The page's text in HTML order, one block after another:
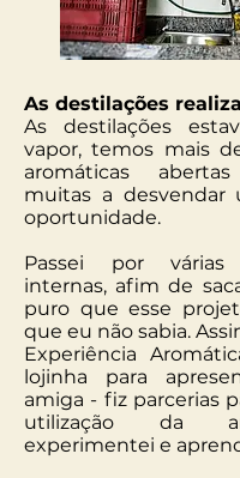
As destilações
As destilações
vapor, temos mais
aromáticas
muitas a desvendar
oportunidade.
Passei por várias
internas, afim de
puro que esse
que eu não sabia.
Experiência
lojinha para
amiga - fiz parcerias
utilização da
experimentei e